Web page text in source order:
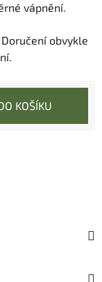
vápnění.
obvykle
KOŠÍKU